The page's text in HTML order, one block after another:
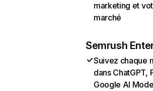
marketing et
marché
Semrush
Suivez chaque
dans ChatGPT,
Google AI